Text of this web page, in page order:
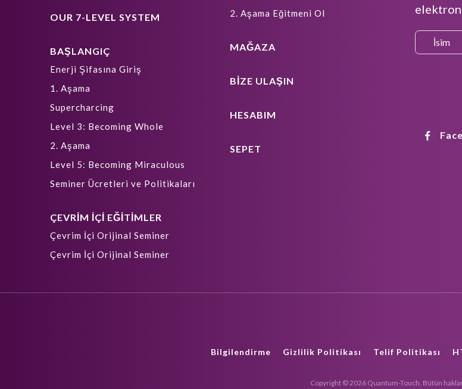
OUR 7-LEVEL SYSTEM
BAŞLANGIÇ
Enerji Şifasına Giriş
1. Aşama
Supercharcing
Level 3: Becoming Whole
2. Aşama
Level 5: Becoming Miraculous
Seminer Ücretleri ve Politikaları
ÇEVRİM İÇİ EĞİTİMLER
Çevrim İçi Orijinal Seminer
Çevrim İçi Orijinal Seminer
2. Aşama Eğitmeni Ol
MAĞAZA
BIZE ULAŞIN
HESABIM
SEPET
Bilgilendirme Gizlilik Politikası Telif Politikası
Copyright © 2026 Quantum-Touch. Bütün hakları